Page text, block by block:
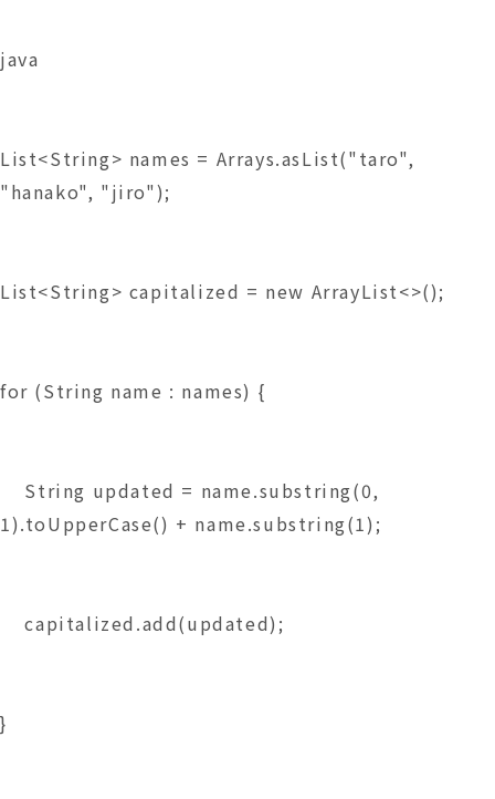
java
List<String> names = Arrays.asList("taro",
"hanako", "jiro");
List<String> capitalized = new ArrayList<>();
for (String name : names) {
String updated = name.substring(0,
1).toUpperCase() + name.substring(1);
capitalized.add(updated);
}